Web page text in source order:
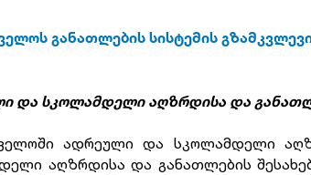
განათლების სისტემის
და სკოლამდელი აღზრდისა და
ადრეული და სკოლამდელი
აღზრდისა და განათლების